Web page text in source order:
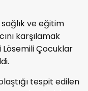
ve eğitim
karşılamak
Çocuklar
tespit edilen